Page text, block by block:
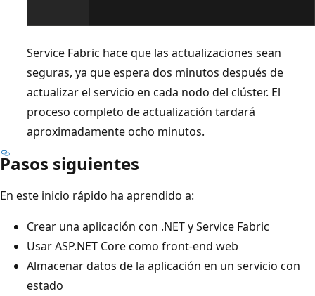
Service Fabric hace que las actualizaciones sean
seguras, ya que espera dos minutos después de
actualizar el servicio en cada nodo del clúster. El
proceso completo de actualización tardará
aproximadamente ocho minutos.
Pasos siguientes
En este inicio rápido ha aprendido a:
Crear una aplicación con .NET y Service Fabric
Usar ASP.NET Core como front-end web
Almacenar datos de la aplicación en un servicio con
estado